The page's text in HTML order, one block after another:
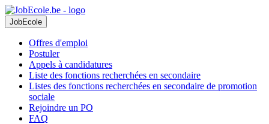
JobEcole
Offres d'emploi
Postuler
Appels à candidatures
Liste des fonctions recherchées en secondaire
Listes des fonctions recherchées en secondaire de promotion
sociale
Rejoindre un PO
FAQ